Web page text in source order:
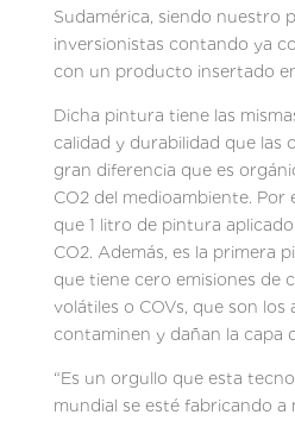
Sudamérica, siendo nuestro
inversionistas contando ya
con un producto insertado
Dicha pintura tiene las
calidad y durabilidad que las
gran diferencia que es
CO2 del medioambiente. Por
que 1 litro de pintura
CO2. Además, es la primera
que tiene cero emisiones de
volátiles o COVs, que son los
contaminen y dañan la capa
“Es un orgullo que esta
mundial se esté fabricando a